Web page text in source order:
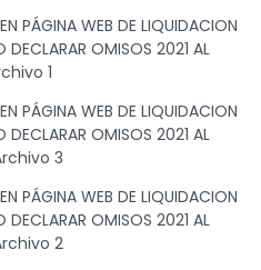
PÁGINA WEB DE LIQUIDACION
DECLARAR OMISOS 2021 AL
1
PÁGINA WEB DE LIQUIDACION
DECLARAR OMISOS 2021 AL
3
PÁGINA WEB DE LIQUIDACION
DECLARAR OMISOS 2021 AL
2